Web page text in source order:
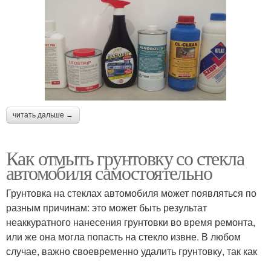
читать дальше →
Как отмыть грунтовку со стекла
автомобиля самостоятельно
Грунтовка на стеклах автомобиля может появляться по
разным причинам: это может быть результат
неаккуратного нанесения грунтовки во время ремонта,
или же она могла попасть на стекло извне. В любом
случае, важно своевременно удалить грунтовку, так как